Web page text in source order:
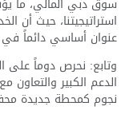
استراتيجيتنا، حيث أن
عنوان أساسي دائماً في
وتابع: نحرص دوماً على
الدعم الكبير
نجوم كمحطة جديدة